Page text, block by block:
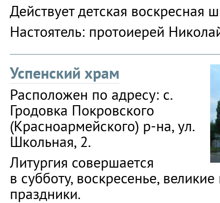
Действует детская воскресная
Настоятель: протоиерей
Успенский храм
Расположен по адресу: с.
Гродовка Покровского
(Красноармейского) р-на, ул.
Школьная, 2.
Литургия совершается
в субботу, воскресенье,
праздники.